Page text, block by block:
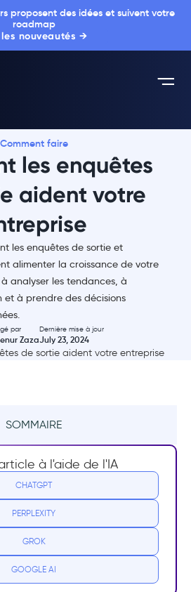
proposent des idées et suivent votre
roadmap
les nouveautés →
Comment faire
les enquêtes
aident votre
les enquêtes de sortie et
alimenter la croissance de votre
analyser les tendances, à
et à prendre des décisions
par
Zaza
Dernière mise à jour
July 23, 2024
SOMMAIRE
enquête de sortie ?
de sortie sont-elles
courantes de la rotation
ou de l'attrition de la
à l'aide de l'IA
CHATGPT
PERPLEXITY
GROK
GOOGLE AI